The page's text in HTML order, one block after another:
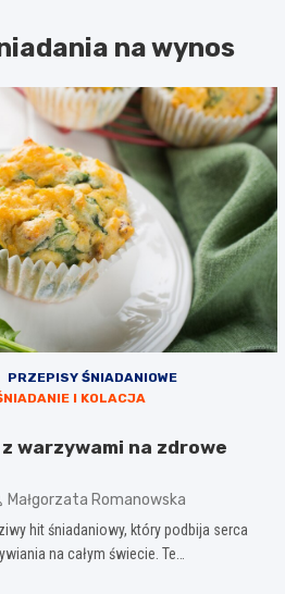
na wynos
PRZEPISY ŚNIADANIOWE
I KOLACJA
warzywami na zdrowe
Małgorzata Romanowska
hit śniadaniowy, który podbija serca
na całym świecie. Te…